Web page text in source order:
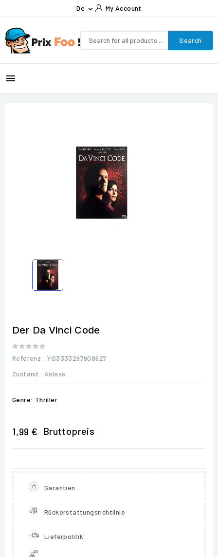
De  My Account
Search

Der Da Vinci Code
Referenz : YS3333297908627
Zustand : Anlass
Genre: Thriller
1,99 € Bruttopreis
Garantien
Rückerstattungsrichtlinie
Lieferpolitik